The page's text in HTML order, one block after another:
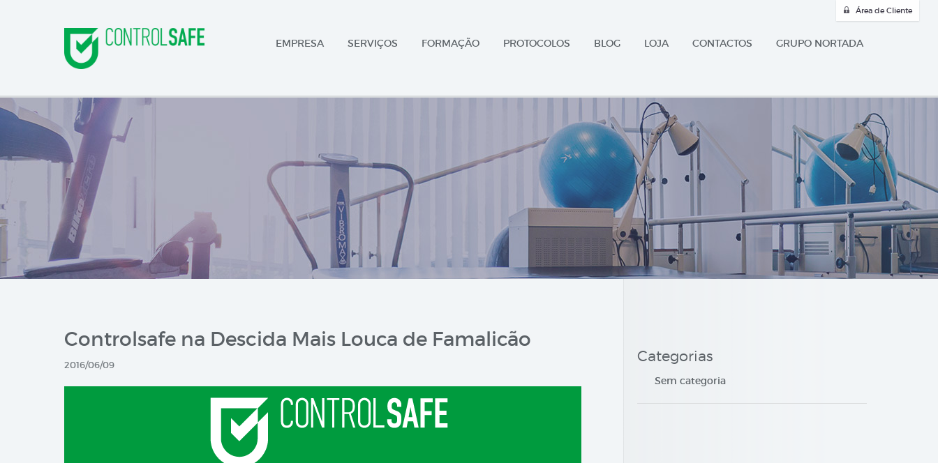
Área de Cliente
EMPRESA SERVIÇOS FORMAÇÃO PROTOCOLOS BLOG LOJA CONTACTOS GRUPO NORTADA
Controlsafe na Descida Mais Louca de Famalicão
2016/06/09
Categorias
Sem categoria